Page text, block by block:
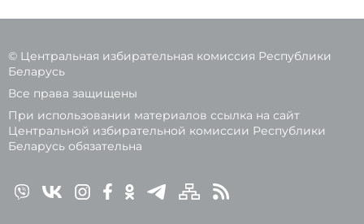
© Центральная избирательная комиссия Республики
Беларусь
Все права защищены
При использовании материалов ссылка на сайт
Центральной избирательной комиссии Республики
Беларусь обязательна